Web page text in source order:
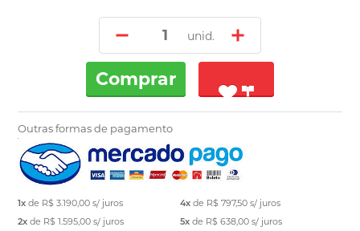
unid.
Comprar
Outras formas de pagamento
1xde R$ 3.190,00s/ juros
2xde R$ 1.595,00s/ juros
4x de R$ 797,50 s/ juros
5x de R$ 638,00 s/ juros